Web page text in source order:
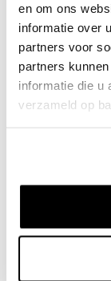
en om ons
informatie over
partners voor
partners
informatie die u
verzameld op
About this
Shipment and